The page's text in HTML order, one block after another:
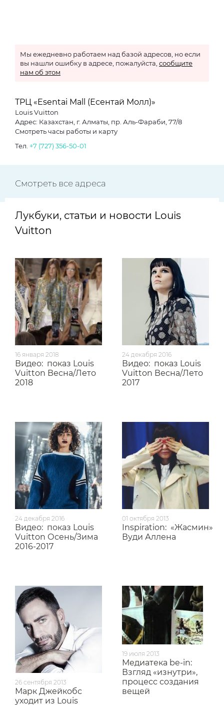
Мы ежедневно работаем над базой адресов, но если
вы нашли ошибку в адресе, пожалуйста, сообщите
нам об этом
ТРЦ «Esentai Mall (Есентай Молл)»
Louis Vuitton
Адрес: Казахстан, г. Алматы, пр. Аль-Фараби, 77/8
Смотреть часы работы и карту
Тел. +7 (727) 356-50-01
Смотреть все адреса
Лукбуки, статьи и новости Louis
Vuitton
16 января 2018
Видео: показ Louis
Vuitton Весна/Лето
2018
24 декабря 2016
Видео: показ Louis
Vuitton Весна/Лето
2017
24 декабря 2016
Видео: показ Louis
Vuitton Осень/Зима
2016-2017
01 октября 2013
Inspiration: «Жасмин»
Вуди Аллена
26 сентября 2013
Марк Джейкобс
уходит из Louis
19 июля 2013
Медиатека be-in:
Взгляд «изнутри»,
процесс создания
вещей